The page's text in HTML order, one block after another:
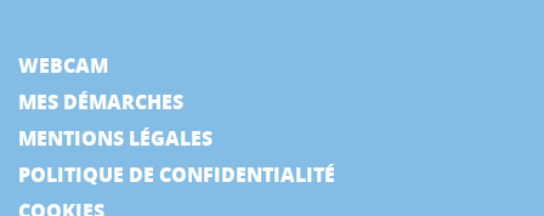
WEBCAM
MES DÉMARCHES
MENTIONS LÉGALES
POLITIQUE DE CONFIDENTIALITÉ
COOKIES